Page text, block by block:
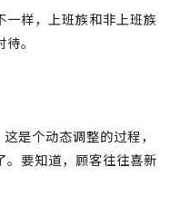
一样，上班族和非上班族
。
是个动态调整的过程，
。要知道，顾客往往喜新